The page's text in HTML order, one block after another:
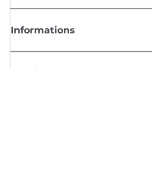
Informations
Boutique